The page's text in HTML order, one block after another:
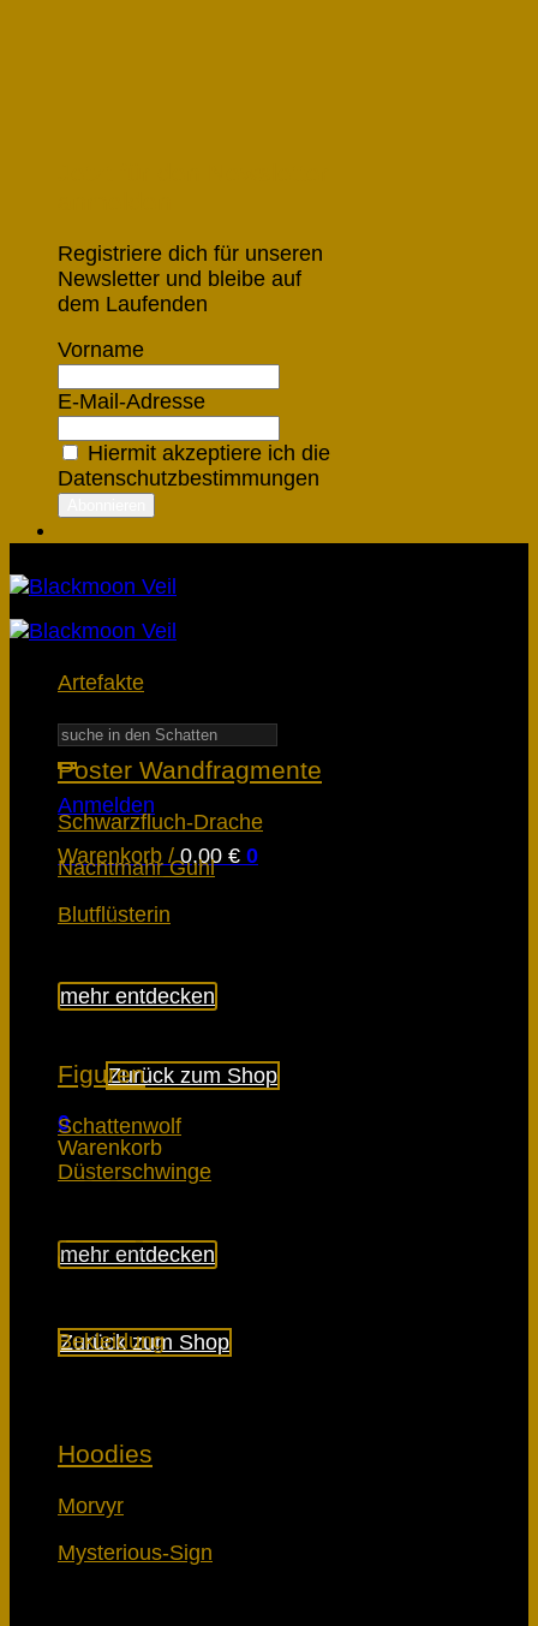
Registriere dich für unseren
Newsletter und bleibe auf
dem Laufenden
Vorname
E-Mail-Adresse
Hiermit akzeptiere ich die
Datenschutzbestimmungen
Suchen
nach:
Anmelden
Warenkorb /0,00 € 0
Es befinden sich keine Produkte im
Zurück zum Shop
0
Warenkorb
Zurück zum Shop
Artefakte
Poster Wandfragmente
Schwarzfluch-Drache
Nachtmahr Guhl
Blutflüsterin
mehr entdecken
Figuren
Schattenwolf
Düsterschwinge
mehr entdecken
Bekleidung
Hoodies
Morvyr
Mysterious-Sign